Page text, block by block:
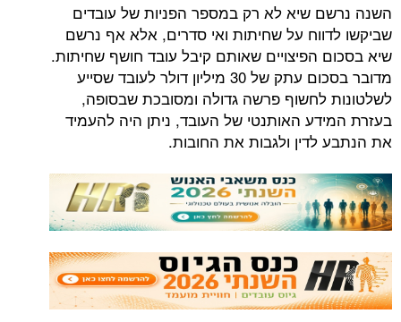
שיא לא רק במספר הפניות של עובדים
על שחיתות ואי סדרים, אלא אף נרשם
הפיצויים שאותם קיבל עובד חושף שחיתות.
מדובר בסכום עתק של 30 מיליון דולר לעובד שסייע
לחשוף פרשה גדולה ומסובכת שבסופה,
האותנטי של העובד, ניתן היה להעמיד
ולגבות את החובות.